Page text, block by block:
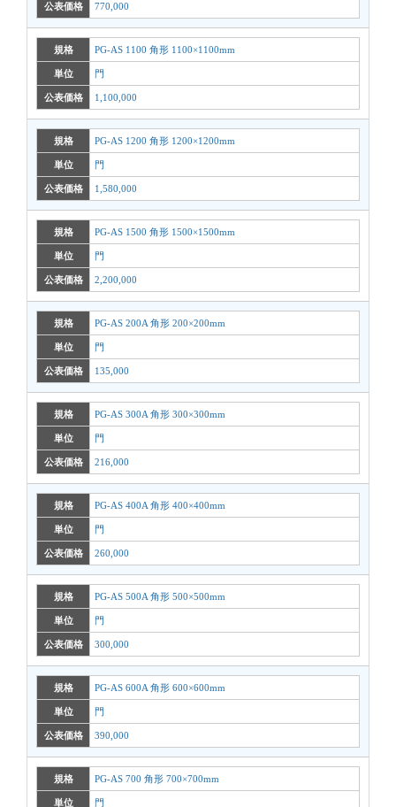
公表価格 770,000
規格 PG-AS 1100 角形 1100×1100mm
単位 門
公表価格 1,100,000
規格 PG-AS 1200 角形 1200×1200mm
単位 門
公表価格 1,580,000
規格 PG-AS 1500 角形 1500×1500mm
単位 門
公表価格 2,200,000
規格 PG-AS 200A 角形 200×200mm
単位 門
公表価格 135,000
規格 PG-AS 300A 角形 300×300mm
単位 門
公表価格 216,000
規格 PG-AS 400A 角形 400×400mm
単位 門
公表価格 260,000
規格 PG-AS 500A 角形 500×500mm
単位 門
公表価格 300,000
規格 PG-AS 600A 角形 600×600mm
単位 門
公表価格 390,000
規格 PG-AS 700 角形 700×700mm
単位 門